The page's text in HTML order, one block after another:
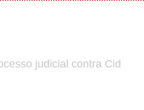
judicial contra Cid